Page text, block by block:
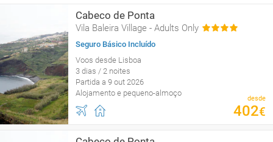
Cabeco de Ponta
Vila Baleira Village - Adults Only
Seguro Básico Incluído
Voos desde Lisboa
3 dias / 2 noites
Partida a 9 out 2026
Alojamento e pequeno-almoço
desde
402€